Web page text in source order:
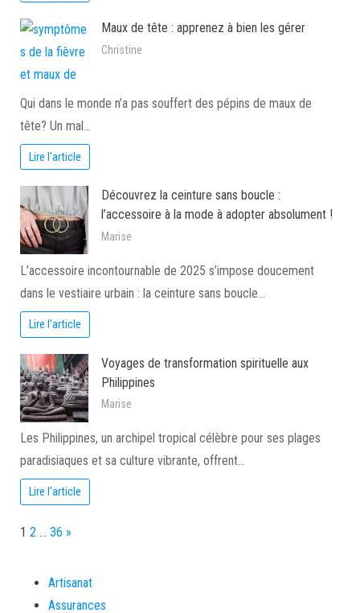
Maux de tête : apprenez à bien les gérer
Christine
Qui dans le monde n’a pas souffert des pépins de maux de
tête? Un mal…
Lire l'article
Découvrez la ceinture sans boucle :
l’accessoire à la mode à adopter absolument !
Marise
L’accessoire incontournable de 2025 s’impose doucement
dans le vestiaire urbain : la ceinture sans boucle…
Lire l'article
Voyages de transformation spirituelle aux
Philippines
Marise
Les Philippines, un archipel tropical célèbre pour ses plages
paradisiaques et sa culture vibrante, offrent…
Lire l'article
Page:
1 2 … 36 Next
»
Artisanat
Assurances